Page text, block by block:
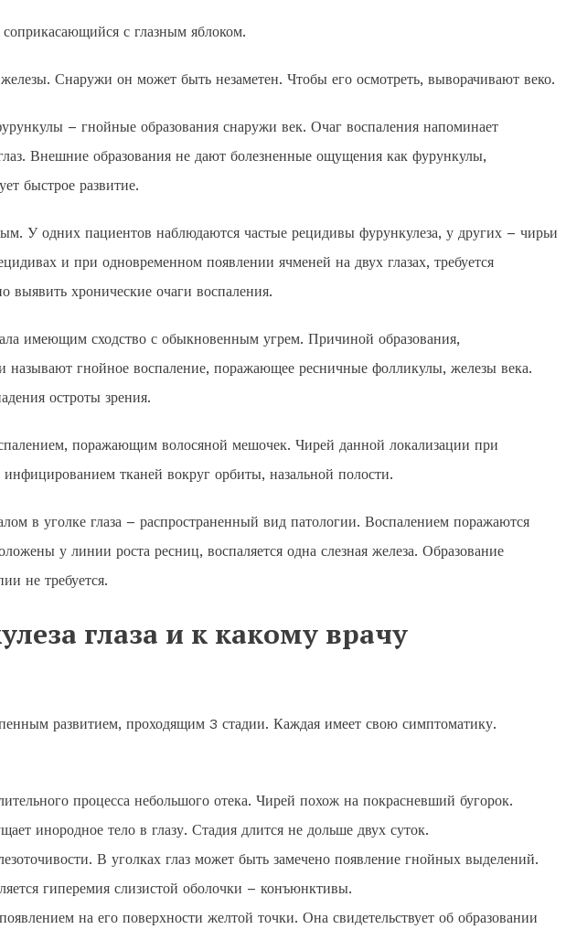
с глазным яблоком.
Снаружи он может быть незаметен. Чтобы его осмотреть, выворачивают веко.
– гнойные образования снаружи век. Очаг воспаления напоминает
Внешние образования не дают болезненные ощущения как фурункулы,
быстрое развитие.
У одних пациентов наблюдаются частые рецидивы фурункулеза, у других – чирьи
и при одновременном появлении ячменей на двух глазах, требуется
выявить хронические очаги воспаления.
имеющим сходство с обыкновенным угрем. Причиной образования,
называют гнойное воспаление, поражающее ресничные фолликулы, железы века.
остроты зрения.
поражающим волосяной мешочек. Чирей данной локализации при
тканей вокруг орбиты, назальной полости.
в уголке глаза – распространенный вид патологии. Воспалением поражаются
у линии роста ресниц, воспаляется одна слезная железа. Образование
не требуется.
глаза и к какому врачу
развитием, проходящим 3 стадии. Каждая имеет свою симптоматику.
процесса небольшого отека. Чирей похож на покрасневший бугорок.
инородное тело в глазу. Стадия длится не дольше двух суток.
В уголках глаз может быть замечено появление гнойных выделений.
гиперемия слизистой оболочки – конъюнктивы.
на его поверхности желтой точки. Она свидетельствует об образовании